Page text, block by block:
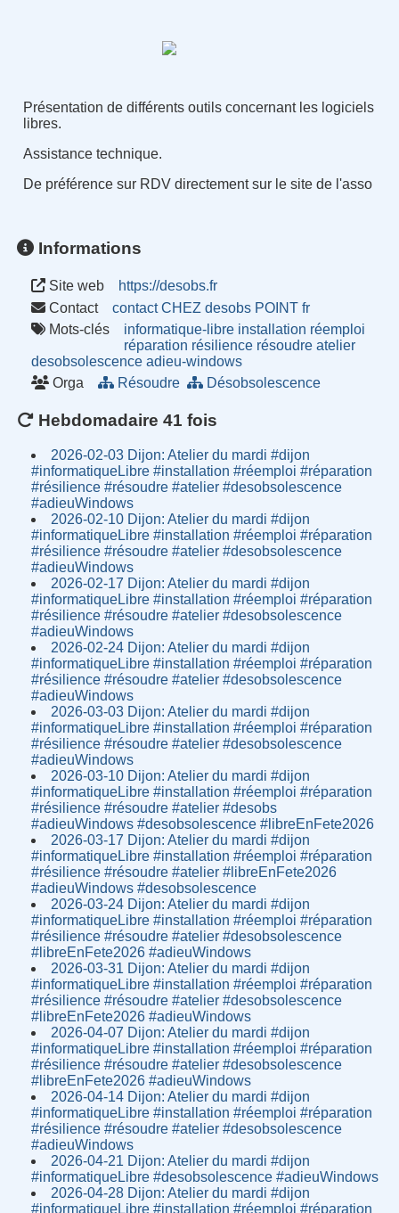
Présentation de différents outils concernant les logiciels
libres.
Assistance technique.
De préférence sur RDV directement sur le site de l'asso
Informations
Site web
https://desobs.fr
Contact
contact CHEZ desobs POINT fr
Mots-clés
informatique-libre installation réemploi
réparation résilience résoudre atelier
desobsolescence adieu-windows
Orga
Résoudre Désobsolescence
Hebdomadaire 41 fois
2026-02-03 Dijon: Atelier du mardi #dijon
#informatiqueLibre #installation #réemploi #réparation
#résilience #résoudre #atelier #desobsolescence
#adieuWindows
2026-02-10 Dijon: Atelier du mardi #dijon
#informatiqueLibre #installation #réemploi #réparation
#résilience #résoudre #atelier #desobsolescence
#adieuWindows
2026-02-17 Dijon: Atelier du mardi #dijon
#informatiqueLibre #installation #réemploi #réparation
#résilience #résoudre #atelier #desobsolescence
#adieuWindows
2026-02-24 Dijon: Atelier du mardi #dijon
#informatiqueLibre #installation #réemploi #réparation
#résilience #résoudre #atelier #desobsolescence
#adieuWindows
2026-03-03 Dijon: Atelier du mardi #dijon
#informatiqueLibre #installation #réemploi #réparation
#résilience #résoudre #atelier #desobsolescence
#adieuWindows
2026-03-10 Dijon: Atelier du mardi #dijon
#informatiqueLibre #installation #réemploi #réparation
#résilience #résoudre #atelier #desobs
#adieuWindows #desobsolescence #libreEnFete2026
2026-03-17 Dijon: Atelier du mardi #dijon
#informatiqueLibre #installation #réemploi #réparation
#résilience #résoudre #atelier #libreEnFete2026
#adieuWindows #desobsolescence
2026-03-24 Dijon: Atelier du mardi #dijon
#informatiqueLibre #installation #réemploi #réparation
#résilience #résoudre #atelier #desobsolescence
#libreEnFete2026 #adieuWindows
2026-03-31 Dijon: Atelier du mardi #dijon
#informatiqueLibre #installation #réemploi #réparation
#résilience #résoudre #atelier #desobsolescence
#libreEnFete2026 #adieuWindows
2026-04-07 Dijon: Atelier du mardi #dijon
#informatiqueLibre #installation #réemploi #réparation
#résilience #résoudre #atelier #desobsolescence
#libreEnFete2026 #adieuWindows
2026-04-14 Dijon: Atelier du mardi #dijon
#informatiqueLibre #installation #réemploi #réparation
#résilience #résoudre #atelier #desobsolescence
#adieuWindows
2026-04-21 Dijon: Atelier du mardi #dijon
#informatiqueLibre #desobsolescence #adieuWindows
2026-04-28 Dijon: Atelier du mardi #dijon
#informatiqueLibre #installation #réemploi #réparation